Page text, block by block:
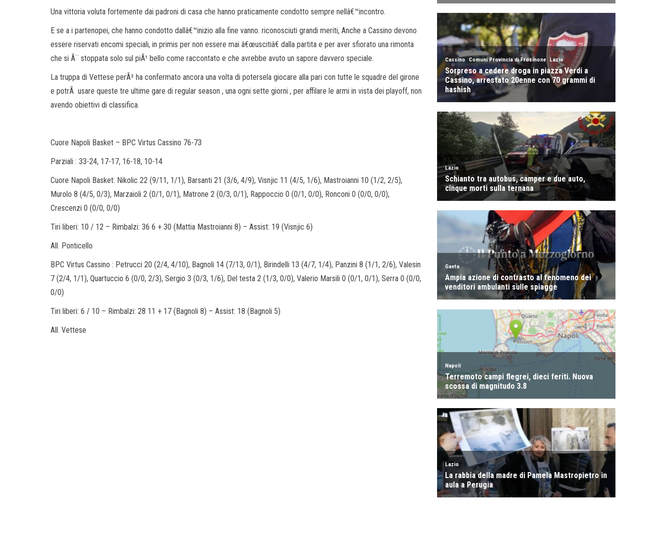
Una vittoria voluta fortemente dai padroni di casa che hanno praticamente condotto sempre nellâ€™incontro.
E se a i partenopei, che hanno condotto dallâ€™inizio alla fine vanno. riconosciuti grandi meriti, Anche a Cassino devono
essere riservati encomi speciali, in primis per non essere mai â€œuscitiâ€ dalla partita e per aver sfiorato una rimonta
che si Ã¨ stoppata solo sul piÃ¹ bello come raccontato e che avrebbe avuto un sapore davvero speciale.
La truppa di Vettese perÃ² ha confermato ancora una volta di potersela giocare alla pari con tutte le squadre del girone
e potrÃ usare queste tre ultime gare di regular season , una ogni sette giorni , per affilare le armi in vista dei playoff, non
avendo obiettivi di classifica.
Cuore Napoli Basket – BPC Virtus Cassino 76-73
Parziali : 33-24, 17-17, 16-18, 10-14
Cuore Napoli Basket: Nikolic 22 (9/11, 1/1), Barsanti 21 (3/6, 4/9), Visnjic 11 (4/5, 1/6), Mastroianni 10 (1/2, 2/5),
Murolo 8 (4/5, 0/3), Marzaioli 2 (0/1, 0/1), Matrone 2 (0/3, 0/1), Rappoccio 0 (0/1, 0/0), Ronconi 0 (0/0, 0/0),
Crescenzi 0 (0/0, 0/0)
Tiri liberi: 10 / 12 – Rimbalzi: 36 6 + 30 (Mattia Mastroianni 8) – Assist: 19 (Visnjic 6)
All. Ponticello
BPC Virtus Cassino : Petrucci 20 (2/4, 4/10), Bagnoli 14 (7/13, 0/1), Birindelli 13 (4/7, 1/4), Panzini 8 (1/1, 2/6), Valesin
7 (2/4, 1/1), Quartuccio 6 (0/0, 2/3), Sergio 3 (0/3, 1/6), Del testa 2 (1/3, 0/0), Valerio Marsili 0 (0/1, 0/1), Serra 0 (0/0,
0/0)
Tiri liberi: 6 / 10 – Rimbalzi: 28 11 + 17 (Bagnoli 8) – Assist: 18 (Bagnoli 5)
All. Vettese